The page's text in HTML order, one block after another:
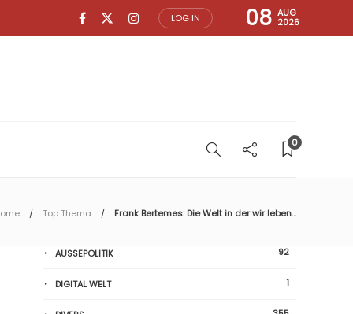
LOG IN 08 AUG
2026
0
Top Thema Frank Bertemes: Die Welt in der wir leben…
AUSSEPOLITIK 92
DIGITAL WELT 1